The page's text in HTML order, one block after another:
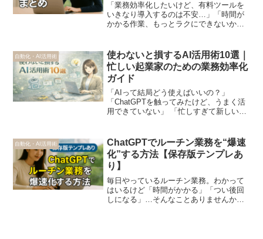
「業務効率化したいけど、有料ツールを
いきなり導入するのは不安…」「時間が
かかる作業、もっとラクにできないか
起業家や個人事業主が今すぐ使える
ChatGPT活用の“業...
自動化・AI活用術
使わないと損するAI活用術10選｜
忙しい起業家のための業務効率化
ガイド
「AIって結局どう使えばいいの？」
「ChatGPTを触ってみたけど、うまく活
用できていない」 「忙しすぎて新しいこ
まとめました。 AIは特別な人のものでは
あり...
自動化・AI活用術
ChatGPTでルーチン業務を“爆速
化”する方法【保存版テンプレあ
り】
毎日やっているルーチン業務。わかって
はいるけど「時間がかかる」「つい後回
しになる」…そんなことありませんか？